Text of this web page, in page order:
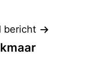
bericht